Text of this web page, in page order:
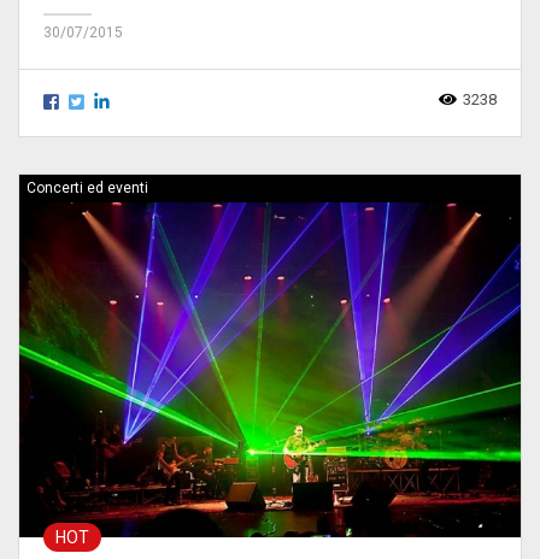
30/07/2015
3238
Concerti ed eventi
HOT